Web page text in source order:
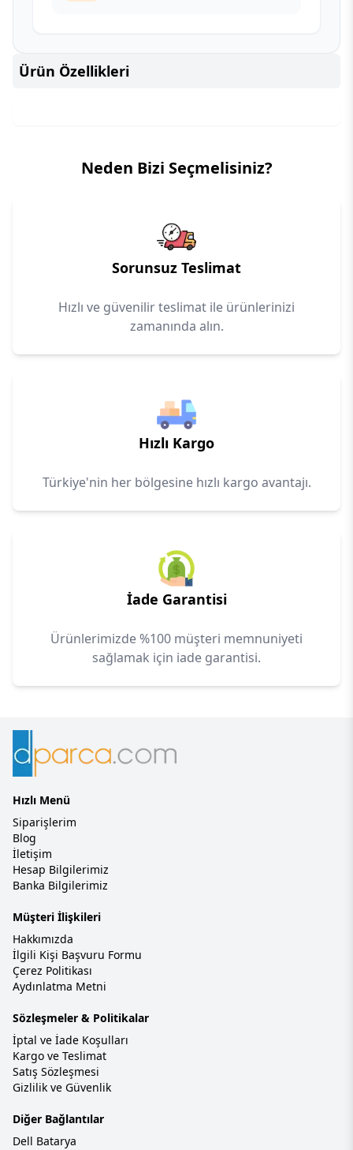
Ürün Özellikleri
Neden Bizi Seçmelisiniz?
Sorunsuz Teslimat
Hızlı ve güvenilir teslimat ile ürünlerinizi
zamanında alın.
Hızlı Kargo
Türkiye'nin her bölgesine hızlı kargo avantajı.
İade Garantisi
Ürünlerimizde %100 müşteri memnuniyeti
sağlamak için iade garantisi.
Hızlı Menü
Siparişlerim
Blog
İletişim
Hesap Bilgilerimiz
Banka Bilgilerimiz
Müşteri İlişkileri
Hakkımızda
İlgili Kişi Başvuru Formu
Çerez Politikası
Aydınlatma Metni
Sözleşmeler & Politikalar
İptal ve İade Koşulları
Kargo ve Teslimat
Satış Sözleşmesi
Gizlilik ve Güvenlik
Diğer Bağlantılar
Dell Batarya